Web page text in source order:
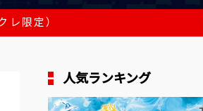
限定）
人気ランキング